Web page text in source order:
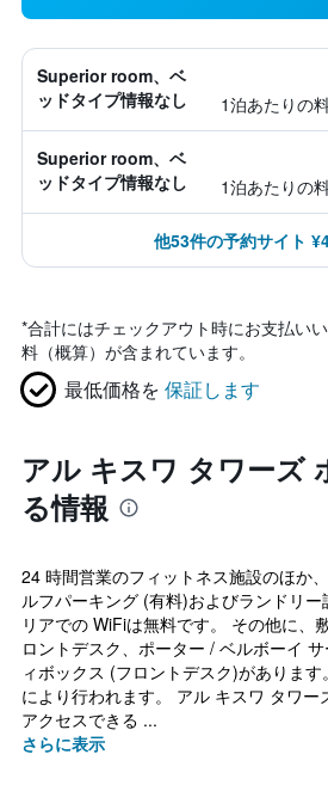
Superior room、ベ
ッドタイプ情報なし
1泊あたりの
Superior room、ベ
ッドタイプ情報なし
1泊あたりの
他53件の予約サイト
*合計にはチェックアウト時にお支払い
料（概算）が含まれています。
最低価格を 保証します
アル キスワ タワーズ
る情報
24 時間営業のフィットネス施設のほか
ルフパーキング (有料)およびランドリ
リアでの WiFiは無料です。 その他に、
ロントデスク、ポーター / ベルボーイ
ィボックス (フロントデスク)がありま
により行われます。 アル キスワ タワー
アクセスできる ...
さらに表示